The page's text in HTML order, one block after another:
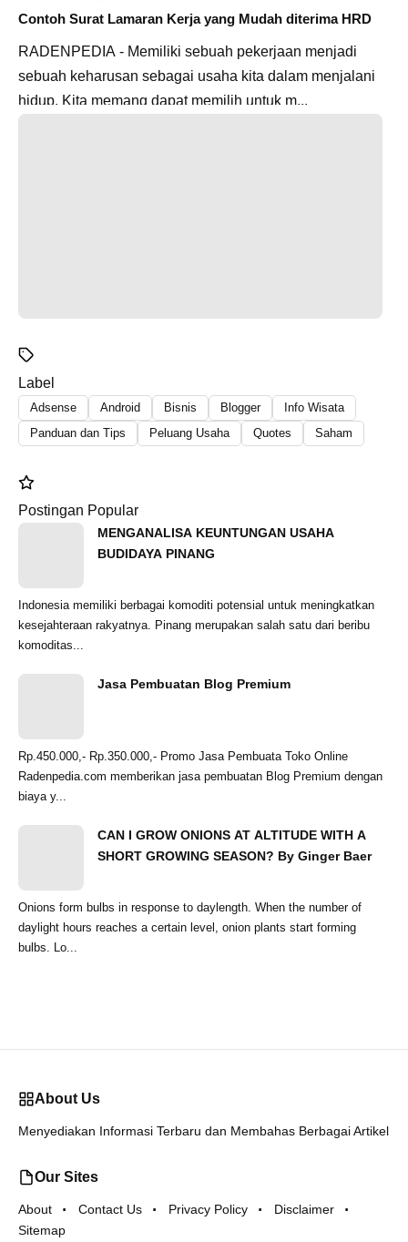
Contoh Surat Lamaran Kerja yang Mudah diterima HRD
RADENPEDIA - Memiliki sebuah pekerjaan menjadi
sebuah keharusan sebagai usaha kita dalam menjalani
hidup. Kita memang dapat memilih untuk m...
Label
Adsense Android Bisnis Blogger
Info Wisata
Panduan dan Tips
Peluang Usaha Quotes Saham
Postingan Popular
MENGANALISA KEUNTUNGAN USAHA
BUDIDAYA PINANG
Indonesia memiliki berbagai komoditi potensial untuk meningkatkan
kesejahteraan rakyatnya. Pinang merupakan salah satu dari beribu
komoditas...
Jasa Pembuatan Blog Premium
Rp.450.000,- Rp.350.000,- Promo Jasa Pembuata Toko Online
Radenpedia.com memberikan jasa pembuatan Blog Premium dengan
biaya y...
CAN I GROW ONIONS AT ALTITUDE WITH A
SHORT GROWING SEASON? By Ginger Baer
Onions form bulbs in response to daylength. When the number of
daylight hours reaches a certain level, onion plants start forming
bulbs. Lo...
About Us
Menyediakan Informasi Terbaru dan Membahas Berbagai Artikel
Our Sites
About Contact Us Privacy Policy
Disclaimer
Sitemap